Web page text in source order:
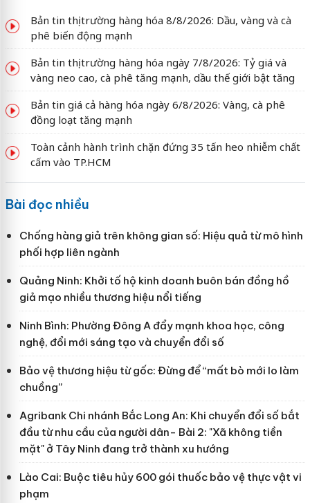
Bản tin thị trường hàng hóa 8/8/2026: Dầu, vàng và cà
phê biến động mạnh
Bản tin thị trường hàng hóa ngày 7/8/2026: Tỷ giá và
vàng neo cao, cà phê tăng mạnh, dầu thế giới bật tăng
Bản tin giá cả hàng hóa ngày 6/8/2026: Vàng, cà phê
đồng loạt tăng mạnh
Toàn cảnh hành trình chặn đứng 35 tấn heo nhiễm chất
cấm vào TP.HCM
Bài đọc nhiều
Chống hàng giả trên không gian số: Hiệu quả từ mô hình
phối hợp liên ngành
Quảng Ninh: Khởi tố hộ kinh doanh buôn bán đồng hồ
giả mạo nhiều thương hiệu nổi tiếng
Ninh Bình: Phường Đông A đẩy mạnh khoa học, công
nghệ, đổi mới sáng tạo và chuyển đổi số
Bảo vệ thương hiệu từ gốc: Đừng để “mất bò mới lo làm
chuồng”
Agribank Chi nhánh Bắc Long An: Khi chuyển đổi số bắt
đầu từ nhu cầu của người dân- Bài 2: "Xã không tiền
mặt" ở Tây Ninh đang trở thành xu hướng
Lào Cai: Buộc tiêu hủy 600 gói thuốc bảo vệ thực vật vi
phạm